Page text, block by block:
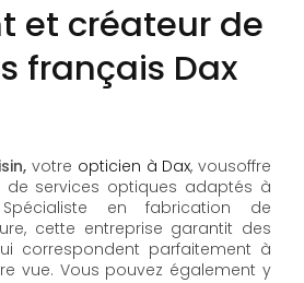
et créateur de
français Dax
votre opticien à Dax, vousoffre
services optiques adaptés à
en fabrication de
cette entreprise garantit des
correspondent parfaitement à
vue. Vous pouvez également y